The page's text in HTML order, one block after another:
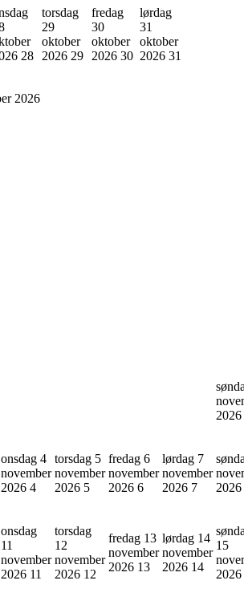
28
torsdag
29
oktober
2026 29
fredag
30
oktober
2026 30
lørdag
31
oktober
2026 31
2026
2026
onsdag 4
november
2026 4
torsdag 5
november
2026 5
fredag 6
november
2026 6
lørdag 7
november
2026 7
2026
onsdag
11
november
2026 11
torsdag
12
november
2026 12
fredag 13
november
2026 13
lørdag 14
november
2026 14
15
2026